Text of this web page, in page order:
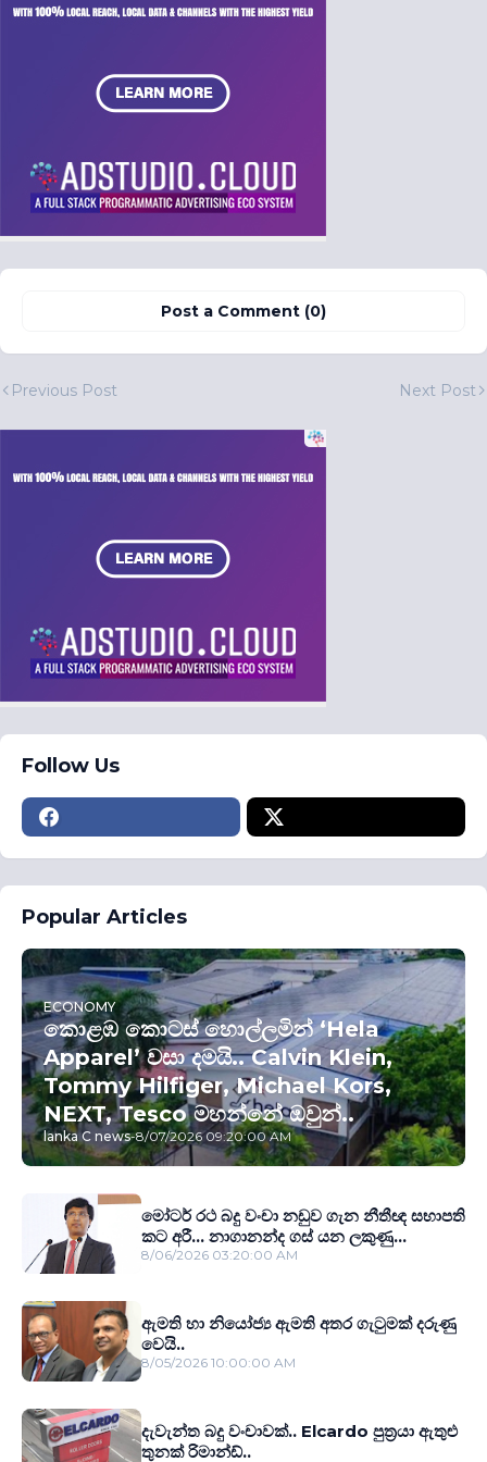
Post a Comment (0)
Previous Post Next Post
Follow Us
Popular Articles
ECONOMY
කොළඹ කොටස් හොල්ලමින් ‘Hela
Apparel’ වසා දමයි.. Calvin Klein,
Tommy Hilfiger, Michael Kors,
NEXT, Tesco මහන්නේ ඔවුන්..
lanka C news-8/07/2026 09:20:00 AM
මෝටර් රථ බදු වංචා නඩුව ගැන නීතීඥ සභාපති
කට අරී... නාගානන්ද ගස් යන ලකුණු...
8/06/2026 03:20:00 AM
ඇමති හා නියෝජ්‍ය ඇමති අතර ගැටුමක් දරුණු
වෙයි..
8/05/2026 10:00:00 AM
දැවැන්ත බදු වංචාවක්.. Elcardo පුත‍්‍රයා ඇතුළු
තුනක් රිමාන්ඩ්..